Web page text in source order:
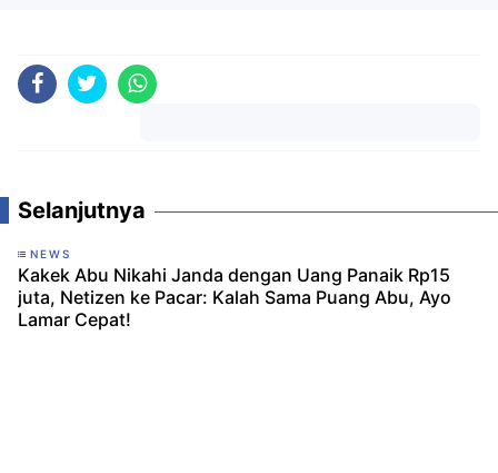
Selanjutnya
NEWS
Kakek Abu Nikahi Janda dengan Uang Panaik Rp15
juta, Netizen ke Pacar: Kalah Sama Puang Abu, Ayo
Lamar Cepat!